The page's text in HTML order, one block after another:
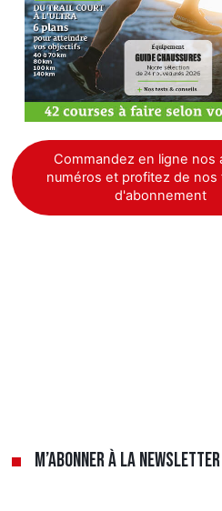
Commandez en ligne nos
numéros et profitez de nos
d'abonnement
M’abonner à la newsletter